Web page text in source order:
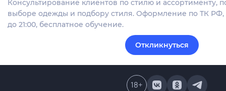
Консультирование клиентов по стилю и ассортименту,
выборе одежды и подбору стиля. Оформление по ТК РФ,
до 21:00, бесплатное обучение.
Откликнуться
18+